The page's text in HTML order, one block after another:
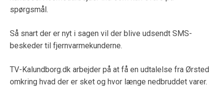
spørgsmål.
Så snart der er nyt i sagen vil der blive udsendt SMS-
beskeder til fjernvarmekunderne.
TV-Kalundborg.dk arbejder på at få en udtalelse fra Ørsted
omkring hvad der er sket og hvor længe nedbruddet varer.